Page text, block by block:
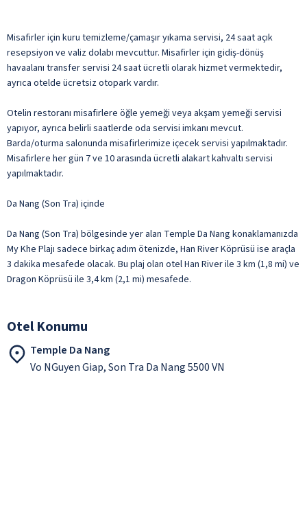
Misafirler için kuru temizleme/çamaşır yıkama servisi, 24 saat açık
resepsiyon ve valiz dolabı mevcuttur. Misafirler için gidiş-dönüş
havaalanı transfer servisi 24 saat ücretli olarak hizmet vermektedir,
ayrıca otelde ücretsiz otopark vardır.
Otelin restoranı misafirlere öğle yemeği veya akşam yemeği servisi
yapıyor, ayrıca belirli saatlerde oda servisi imkanı mevcut.
Barda/oturma salonunda misafirlerimize içecek servisi yapılmaktadır.
Misafirlere her gün 7 ve 10 arasında ücretli alakart kahvaltı servisi
yapılmaktadır.
Da Nang (Son Tra) içinde
Da Nang (Son Tra) bölgesinde yer alan Temple Da Nang konaklamanızda
My Khe Plajı sadece birkaç adım ötenizde, Han River Köprüsü ise araçla
3 dakika mesafede olacak. Bu plaj olan otel Han River ile 3 km (1,8 mi) ve
Dragon Köprüsü ile 3,4 km (2,1 mi) mesafede.
Otel Konumu
Temple Da Nang
Vo NGuyen Giap, Son Tra Da Nang 5500 VN